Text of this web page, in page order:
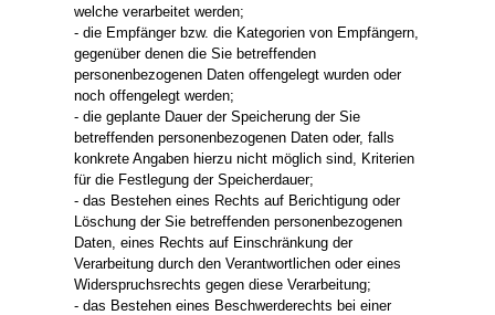
welche verarbeitet werden;
- die Empfänger bzw. die Kategorien von Empfängern,
gegenüber denen die Sie betreffenden
personenbezogenen Daten offengelegt wurden oder
noch offengelegt werden;
- die geplante Dauer der Speicherung der Sie
betreffenden personenbezogenen Daten oder, falls
konkrete Angaben hierzu nicht möglich sind, Kriterien
für die Festlegung der Speicherdauer;
- das Bestehen eines Rechts auf Berichtigung oder
Löschung der Sie betreffenden personenbezogenen
Daten, eines Rechts auf Einschränkung der
Verarbeitung durch den Verantwortlichen oder eines
Widerspruchsrechts gegen diese Verarbeitung;
- das Bestehen eines Beschwerderechts bei einer